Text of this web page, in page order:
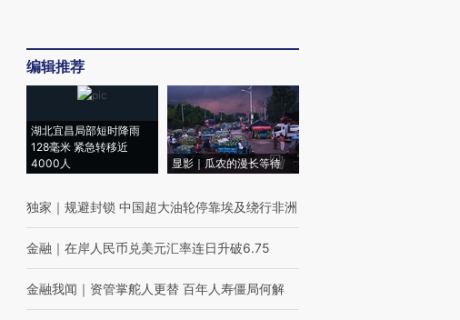
编辑推荐
湖北宜昌局部短时降雨
128毫米 紧急转移近
4000人
显影｜瓜农的漫长等待
独家 ｜ 规避封锁 中国超大油轮停靠埃及绕行非洲
金融 ｜ 在岸人民币兑美元汇率连日升破6.75
金融我闻 ｜ 资管掌舵人更替 百年人寿僵局何解